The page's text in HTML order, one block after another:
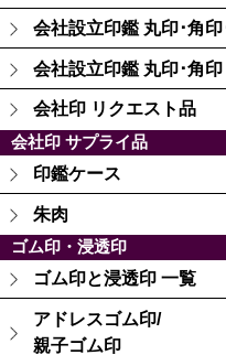
会社設立印鑑 丸印･角
会社設立印鑑 丸印･角印
会社印 リクエスト品
会社印 サプライ品
印鑑ケース
朱肉
ゴム印・浸透印
ゴム印と浸透印 一覧
アドレスゴム印/
親子ゴム印